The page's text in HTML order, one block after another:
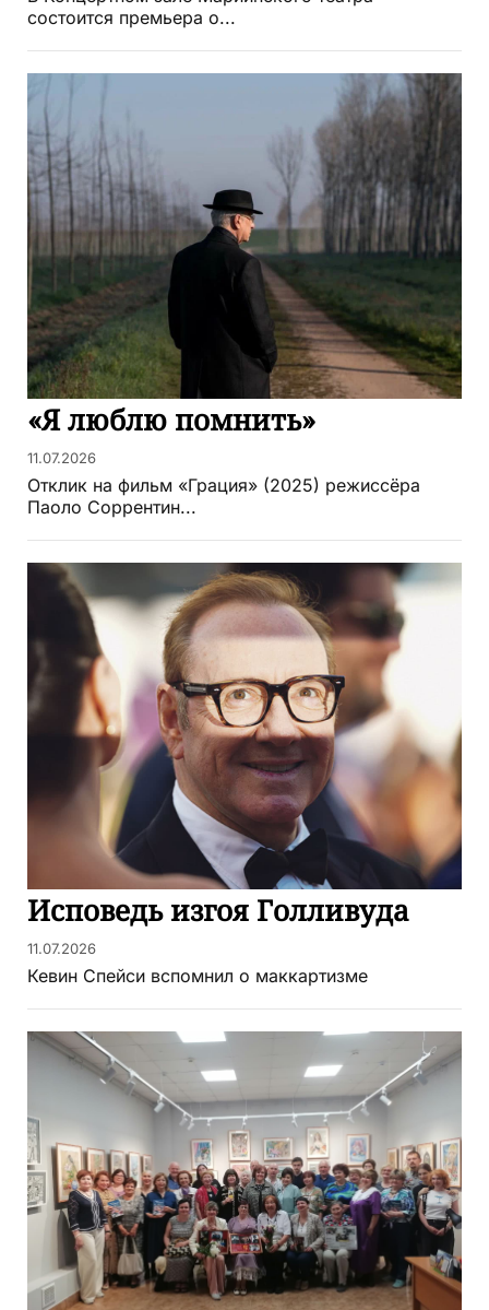
состоится премьера о...
«Я люблю помнить»
11.07.2026
Отклик на фильм «Грация» (2025) режиссёра
Паоло Соррентин...
Исповедь изгоя Голливуда
11.07.2026
Кевин Спейси вспомнил о маккартизме